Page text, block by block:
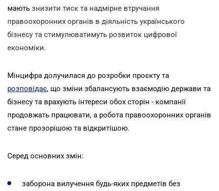
мають знизити тиск та надмірне втручання
правоохоронних органів в діяльність українського
бізнесу та стимулюватимуть розвиток цифрової
економіки.
Мінцифра долучилася до розробки проєкту та
розповідає, що зміни збалансують взаємодію держави та
бізнесу та врахують інтереси обох сторін - компанії
продовжать працювати, а робота правоохоронних органів
стане прозорішою та відкритішою.
Серед основних змін:
заборона вилучення будь-яких предметів без